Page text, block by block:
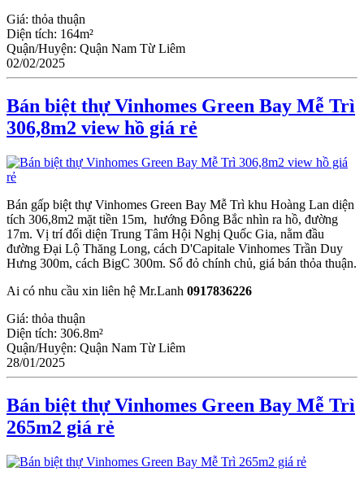
Giá: thỏa thuận
Diện tích: 164m²
Quận/Huyện: Quận Nam Từ Liêm
02/02/2025
Bán biệt thự Vinhomes Green Bay Mễ Trì
306,8m2 view hồ giá rẻ
Bán gấp biệt thự Vinhomes Green Bay Mễ Trì khu Hoàng Lan diện
tích 306,8m2 mặt tiền 15m, hướng Đông Bắc nhìn ra hồ, đường
17m. Vị trí đối diện Trung Tâm Hội Nghị Quốc Gia, nằm đầu
đường Đại Lộ Thăng Long, cách D'Capitale Vinhomes Trần Duy
Hưng 300m, cách BigC 300m. Sổ đỏ chính chủ, giá bán thỏa thuận.
Ai có nhu cầu xin liên hệ Mr.Lanh 0917836226
Giá: thỏa thuận
Diện tích: 306.8m²
Quận/Huyện: Quận Nam Từ Liêm
28/01/2025
Bán biệt thự Vinhomes Green Bay Mễ Trì
265m2 giá rẻ